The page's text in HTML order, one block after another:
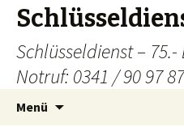
Schlüsseldienst –
Notruf: 0341 / 90 97
Menü